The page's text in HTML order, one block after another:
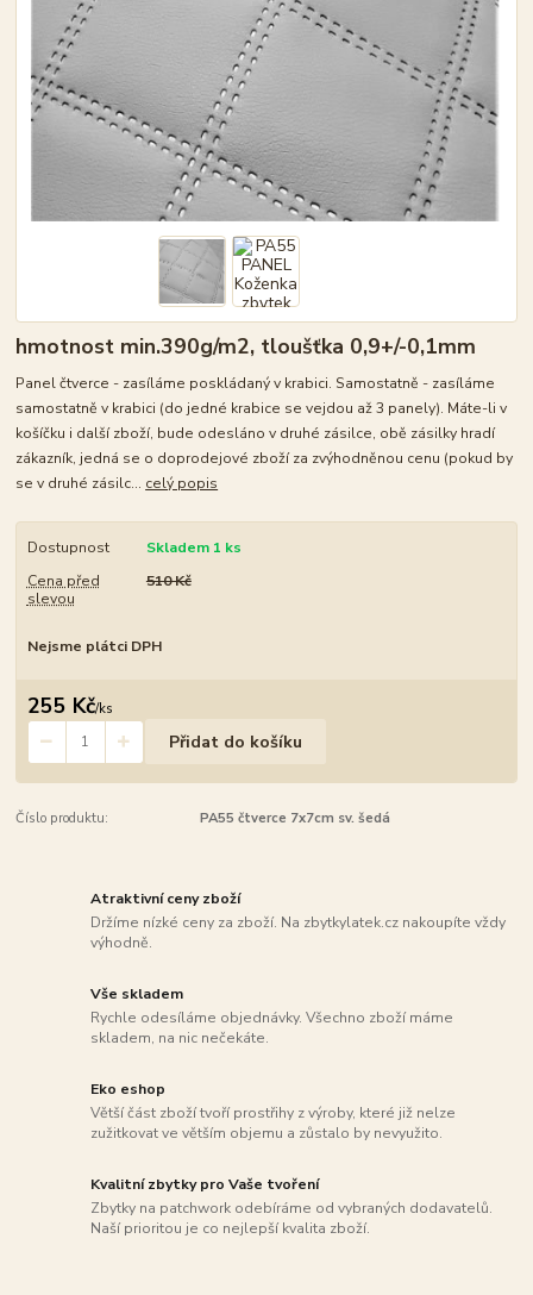
hmotnost min.390g/m2, tloušťka 0,9+/-0,1mm
Panel čtverce - zasíláme poskládaný v krabici. Samostatně - zasíláme
samostatně v krabici (do jedné krabice se vejdou až 3 panely). Máte-li v
košíčku i další zboží, bude odesláno v druhé zásilce, obě zásilky hradí
zákazník, jedná se o doprodejové zboží za zvýhodněnou cenu (pokud by
se v druhé zásilc... celý popis
Dostupnost
Skladem 1 ks
Cena před
slevou
510 Kč
Nejsme plátci DPH
255 Kč/ks
Přidat do košíku
Číslo produktu: PA55 čtverce 7x7cm sv. šedá
Atraktivní ceny zboží
Držíme nízké ceny za zboží. Na zbytkylatek.cz nakoupíte vždy
výhodně.
Vše skladem
Rychle odesíláme objednávky. Všechno zboží máme
skladem, na nic nečekáte.
Eko eshop
Větší část zboží tvoří prostřihy z výroby, které již nelze
zužitkovat ve větším objemu a zůstalo by nevyužito.
Kvalitní zbytky pro Vaše tvoření
Zbytky na patchwork odebíráme od vybraných dodavatelů.
Naší prioritou je co nejlepší kvalita zboží.